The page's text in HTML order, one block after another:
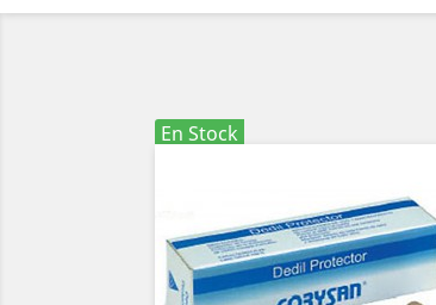
En Stock